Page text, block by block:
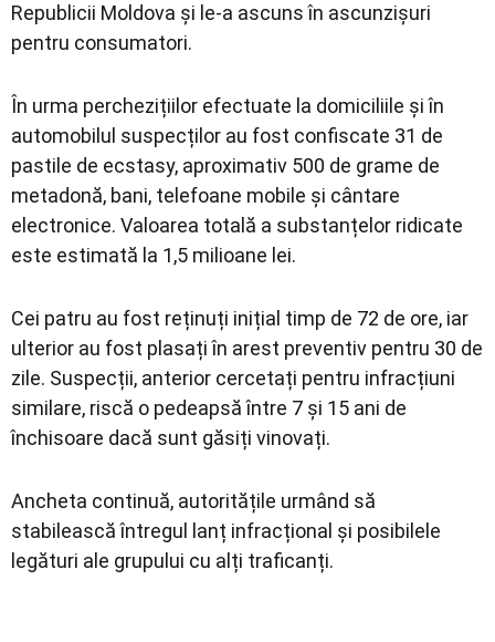
Republicii Moldova și le-a ascuns în ascunzișuri
pentru consumatori.
În urma perchezițiilor efectuate la domiciliile și în
automobilul suspecților au fost confiscate 31 de
pastile de ecstasy, aproximativ 500 de grame de
metadonă, bani, telefoane mobile și cântare
electronice. Valoarea totală a substanțelor ridicate
este estimată la 1,5 milioane lei.
Cei patru au fost reținuți inițial timp de 72 de ore, iar
ulterior au fost plasați în arest preventiv pentru 30 de
zile. Suspecții, anterior cercetați pentru infracțiuni
similare, riscă o pedeapsă între 7 și 15 ani de
închisoare dacă sunt găsiți vinovați.
Ancheta continuă, autoritățile urmând să
stabilească întregul lanț infracțional și posibilele
legături ale grupului cu alți traficanți.